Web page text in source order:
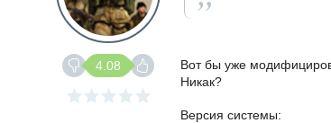
Вот бы уже
Никак?
Версия системы
4.08